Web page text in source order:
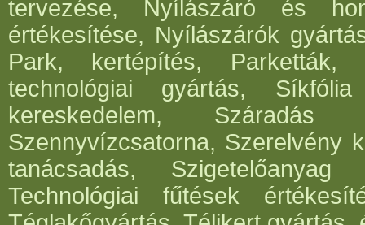
tervezése, Nyílászáró és
értékesítése, Nyílászárók
Park, kertépítés, Parketták,
technológiai gyártás,
kereskedelem, Száradás
Szennyvízcsatorna, Szerelvény
tanácsadás,
Technológiai fűtések